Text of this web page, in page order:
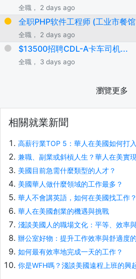
全職， 2 days ago
全职PHP软件工程师 (工业市餐
全職， 2 days ago
$13500招聘CDL-A卡车司机...
全職， 3 days ago
瀏覽更多
相關就業新聞
高薪行業TOP 5：華人在美國如何打
兼職、副業或斜槓人生？華人在美實
美國目前急需什麼類型的人才？
美國華人做什麼領域的工作最多？
華人不會講英語，如何在美國找工作？
華人在美國創業的機遇與挑戰
淺談美國人的職場文化：平等、效率
辦公室好物：提升工作效率與舒適度
如何最有效率地完成一天的工作？
你是WFH嗎？淺談美國遠程上班的興